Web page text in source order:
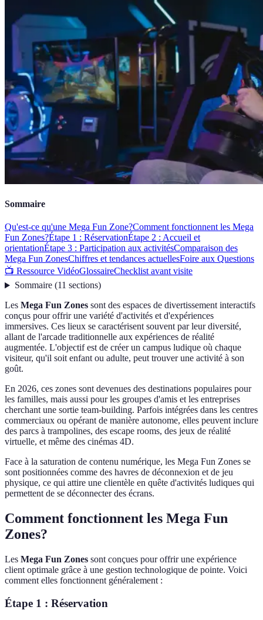
Sommaire
Qu'est-ce qu'une Mega Fun Zone?Comment fonctionnent les Mega
Fun Zones?Étape 1 : RéservationÉtape 2 : Accueil et
orientationÉtape 3 : Participation aux activitésComparaison des
Mega Fun ZonesChiffres et tendances actuellesFoire aux Questions
📺 Ressource VidéoGlossaireChecklist avant visite
Sommaire(11 sections)
Les Mega Fun Zones sont des espaces de divertissement interactifs
conçus pour offrir une variété d'activités et d'expériences
immersives. Ces lieux se caractérisent souvent par leur diversité,
allant de l'arcade traditionnelle aux expériences de réalité
augmentée. L'objectif est de créer un campus ludique où chaque
visiteur, qu'il soit enfant ou adulte, peut trouver une activité à son
goût.
En 2026, ces zones sont devenues des destinations populaires pour
les familles, mais aussi pour les groupes d'amis et les entreprises
cherchant une sortie team-building. Parfois intégrées dans les centres
commerciaux ou opérant de manière autonome, elles peuvent inclure
des parcs à trampolines, des escape rooms, des jeux de réalité
virtuelle, et même des cinémas 4D.
Face à la saturation de contenu numérique, les Mega Fun Zones se
sont positionnées comme des havres de déconnexion et de jeu
physique, ce qui attire une clientèle en quête d'activités ludiques qui
permettent de se déconnecter des écrans.
Comment fonctionnent les Mega Fun
Zones?
Les Mega Fun Zones sont conçues pour offrir une expérience
client optimale grâce à une gestion technologique de pointe. Voici
comment elles fonctionnent généralement :
Étape 1 : Réservation